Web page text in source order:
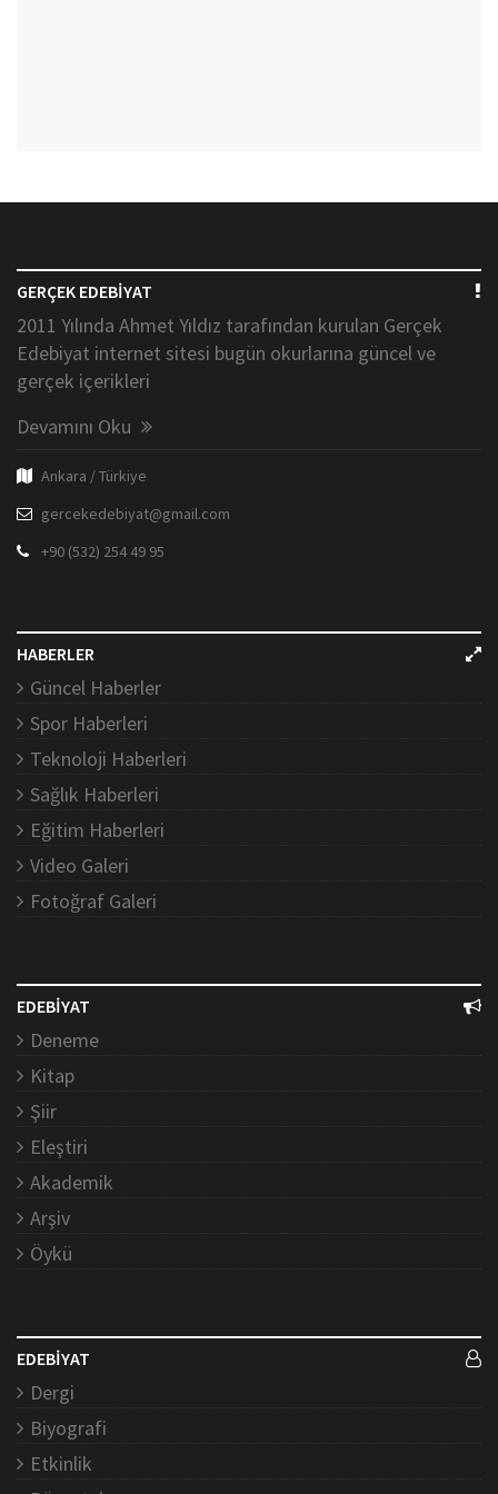
GERÇEK EDEBİYAT
2011 Yılında Ahmet Yıldız tarafından kurulan Gerçek
Edebiyat internet sitesi bugün okurlarına güncel ve
gerçek içerikleri
Devamını Oku
Ankara / Türkiye
gercekedebiyat@gmail.com
+90 (532) 254 49 95
HABERLER
Güncel Haberler
Spor Haberleri
Teknoloji Haberleri
Sağlık Haberleri
Eğitim Haberleri
Video Galeri
Fotoğraf Galeri
EDEBİYAT
Deneme
Kitap
Şiir
Eleştiri
Akademik
Arşiv
Öykü
EDEBİYAT
Dergi
Biyografi
Etkinlik